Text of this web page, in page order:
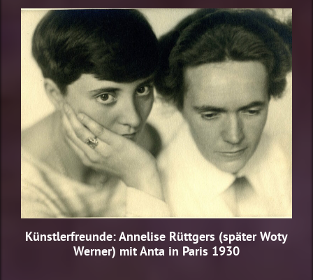
Künstlerfreunde: Annelise Rüttgers (später Woty
Werner) mit Anta in Paris 1930